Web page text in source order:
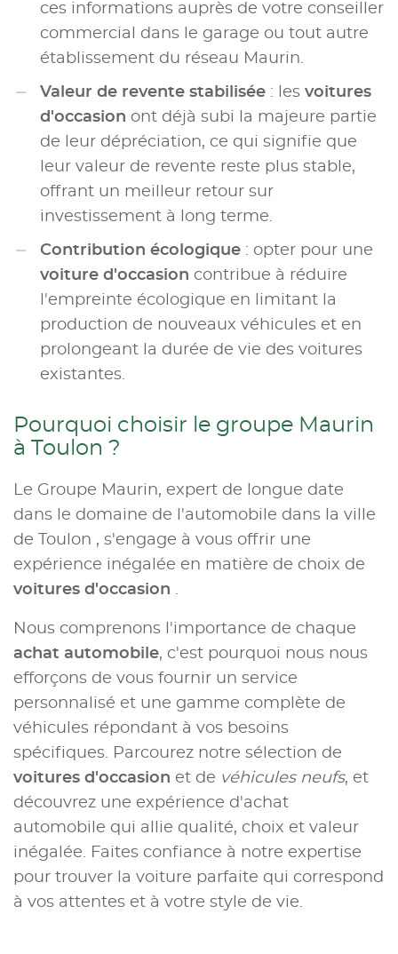
ces informations auprès de votre conseiller
commercial dans le garage ou tout autre
établissement du réseau Maurin.
Valeur de revente stabilisée : les voitures
d'occasion ont déjà subi la majeure partie
de leur dépréciation, ce qui signifie que
leur valeur de revente reste plus stable,
offrant un meilleur retour sur
investissement à long terme.
Contribution écologique : opter pour une
voiture d'occasion contribue à réduire
l'empreinte écologique en limitant la
production de nouveaux véhicules et en
prolongeant la durée de vie des voitures
existantes.
Pourquoi choisir le groupe Maurin
à Toulon ?
Le Groupe Maurin, expert de longue date
dans le domaine de l'automobile dans la ville
de Toulon , s'engage à vous offrir une
expérience inégalée en matière de choix de
voitures d'occasion .
Nous comprenons l'importance de chaque
achat automobile, c'est pourquoi nous nous
efforçons de vous fournir un service
personnalisé et une gamme complète de
véhicules répondant à vos besoins
spécifiques. Parcourez notre sélection de
voitures d'occasion et de véhicules neufs, et
découvrez une expérience d'achat
automobile qui allie qualité, choix et valeur
inégalée. Faites confiance à notre expertise
pour trouver la voiture parfaite qui correspond
à vos attentes et à votre style de vie.